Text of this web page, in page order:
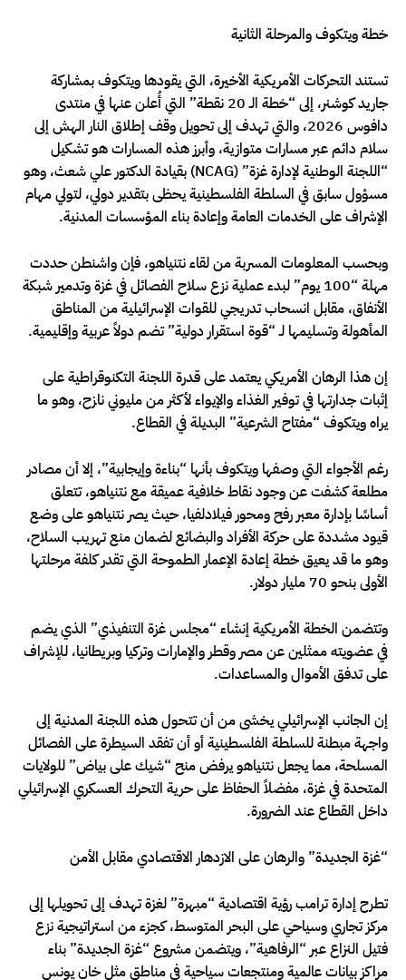
خطة ويتكوف والمرحلة الثانية
تستند التحركات الأمريكية الأخيرة، التي يقودها ويتكوف بمشاركة
جاريد كوشنر، إلى “خطة الـ 20 نقطة” التي أُعلن عنها في منتدى
دافوس 2026، والتي تهدف إلى تحويل وقف إطلاق النار الهش إلى
سلام دائم عبر مسارات متوازية، وأبرز هذه المسارات هو تشكيل
“اللجنة الوطنية لإدارة غزة” (NCAG) بقيادة الدكتور علي شعث، وهو
مسؤول سابق في السلطة الفلسطينية يحظى بتقدير دولي، لتولي مهام
الإشراف على الخدمات العامة وإعادة بناء المؤسسات المدنية.
وبحسب المعلومات المسربة من لقاء نتنياهو، فإن واشنطن حددت
مهلة “100 يوم” لبدء عملية نزع سلاح الفصائل في غزة وتدمير شبكة
الأنفاق، مقابل انسحاب تدريجي للقوات الإسرائيلية من المناطق
المأهولة وتسليمها لـ “قوة استقرار دولية” تضم دولاً عربية وإقليمية.
إن هذا الرهان الأمريكي يعتمد على قدرة اللجنة التكنوقراطية على
إثبات جدارتها في توفير الغذاء والإيواء لأكثر من مليوني نازح، وهو ما
يراه ويتكوف “مفتاح الشرعية” البديلة في القطاع.
رغم الأجواء التي وصفها ويتكوف بأنها “بناءة وإيجابية”، إلا أن مصادر
مطلعة كشفت عن وجود نقاط خلافية عميقة مع نتنياهو، تتعلق
أساسًا بإدارة معبر رفح ومحور فيلادلفيا، حيث يصر نتنياهو على وضع
قيود مشددة على حركة الأفراد والبضائع لضمان منع تهريب السلاح،
وهو ما قد يعيق خطة إعادة الإعمار الطموحة التي تقدر كلفة مرحلتها
الأولى بنحو 70 مليار دولار.
وتتضمن الخطة الأمريكية إنشاء “مجلس غزة التنفيذي” الذي يضم
في عضويته ممثلين عن مصر وقطر والإمارات وتركيا وبريطانيا، للإشراف
على تدفق الأموال والمساعدات.
إن الجانب الإسرائيلي يخشى من أن تتحول هذه اللجنة المدنية إلى
واجهة مبطنة للسلطة الفلسطينية أو أن تفقد السيطرة على الفصائل
المسلحة، مما يجعل نتنياهو يرفض منح “شيك على بياض” للولايات
المتحدة في غزة، مفضلاً الحفاظ على حرية التحرك العسكري الإسرائيلي
داخل القطاع عند الضرورة.
“غزة الجديدة” والرهان على الازدهار الاقتصادي مقابل الأمن
تطرح إدارة ترامب رؤية اقتصادية “مبهرة” لغزة تهدف إلى تحويلها إلى
مركز تجاري وسياحي على البحر المتوسط، كجزء من استراتيجية نزع
فتيل النزاع عبر “الرفاهية”، ويتضمن مشروع “غزة الجديدة” بناء
مراكز بيانات عالمية ومنتجعات سياحية في مناطق مثل خان يونس